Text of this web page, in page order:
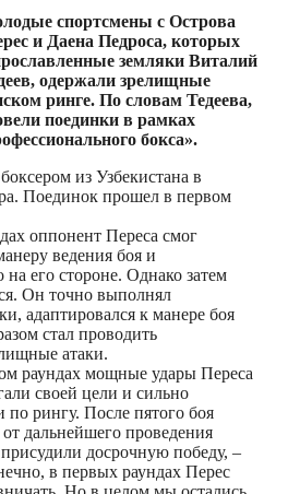
спортсмены с Острова
и Даена Педроса, которых
земляки Виталий
одержали зрелищные
ринге. По словам Тедеева,
поединки в рамках
бокса».
из Узбекистана в
Поединок прошел в первом
оппонент Переса смог
ведения боя и
его стороне. Однако затем
Он точно выполнял
адаптировался к манере боя
стал проводить
атаки.
раундах мощные удары Переса
своей цели и сильно
по рингу. После пятого боя
от дальнейшего проведения
досрочную победу, –
в первых раундах Перес